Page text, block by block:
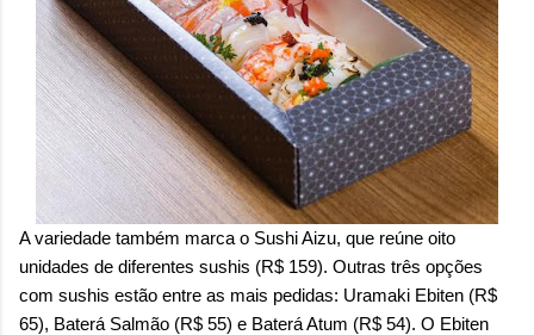
A variedade também marca o Sushi Aizu, que reúne oito
unidades de diferentes sushis (R$ 159). Outras três opções
com sushis estão entre as mais pedidas: Uramaki Ebiten (R$
65), Baterá Salmão (R$ 55) e Baterá Atum (R$ 54). O Ebiten